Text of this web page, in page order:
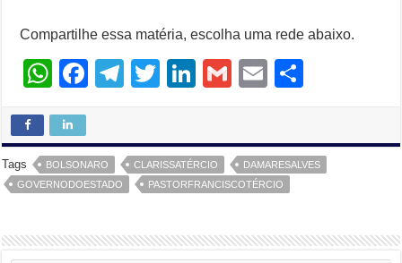
Compartilhe essa matéria, escolha uma rede abaixo.
W
at
s
A
p
F
e
b
o
T
gr
a
T
er
Li
e
dI
G
E
e
Tags BOLSONARO CLARISSATÉRCIO
DAMARESALVES
GOVERNODOESTADO
PASTORFRANCISCOTÉRCIO